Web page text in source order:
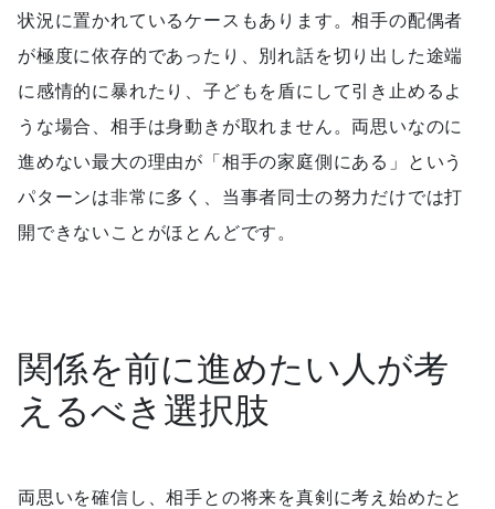
状況に置かれているケースもあります。相手の配偶者
が極度に依存的であったり、別れ話を切り出した途端
に感情的に暴れたり、子どもを盾にして引き止めるよ
うな場合、相手は身動きが取れません。両思いなのに
進めない最大の理由が「相手の家庭側にある」という
パターンは非常に多く、当事者同士の努力だけでは打
開できないことがほとんどです。
関係を前に進めたい人が考
えるべき選択肢
両思いを確信し、相手との将来を真剣に考え始めたと